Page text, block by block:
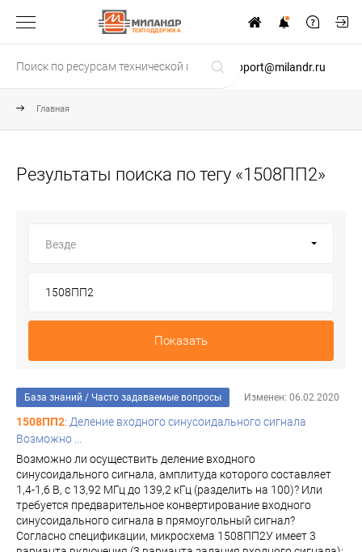
ТЕХПОДДЕРЖКА
support@milandr.ru
Главная
Результаты поиска по тегу «1508ПП2»
Везде
Показать
База знаний / Часто задаваемые вопросы Изменен: 06.02.2020
1508ПП2: Деление входного синусоидального сигнала
Возможно ...
Возможно ли осуществить деление входного
синусоидального сигнала, амплитуда которого составляет
1,4-1,6 В, с 13,92 МГц до 139,2 кГц (разделить на 100)? Или
требуется предварительное конвертирование входного
синусоидального сигнала в прямоугольный сигнал?
Согласно спецификации, микросхема 1508ПП2У имеет 3